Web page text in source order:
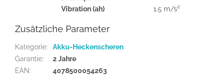
Vibration (ah) 1.5 m/s²
Zusätzliche Parameter
Kategorie:
Akku-Heckenscheren
Garantie:
2 Jahre
EAN: 4078500054263